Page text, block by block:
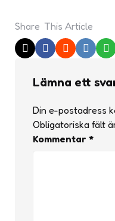
Share This Article
Lämna ett
Din e-postadress
Obligatoriska fält
Kommentar *